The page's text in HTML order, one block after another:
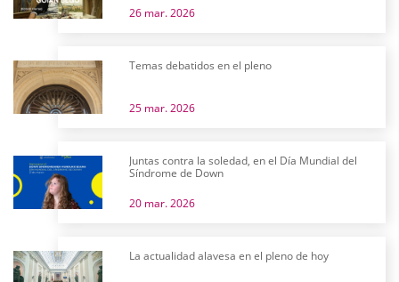
26 mar. 2026
Temas debatidos en el pleno
25 mar. 2026
Juntas contra la soledad, en el Día Mundial del
Síndrome de Down
20 mar. 2026
La actualidad alavesa en el pleno de hoy